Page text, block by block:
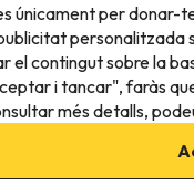
de
Esquí Pont
únicament per donar-
personalitzada
el contingut sobre la
i tancar", faràs
més detalls,